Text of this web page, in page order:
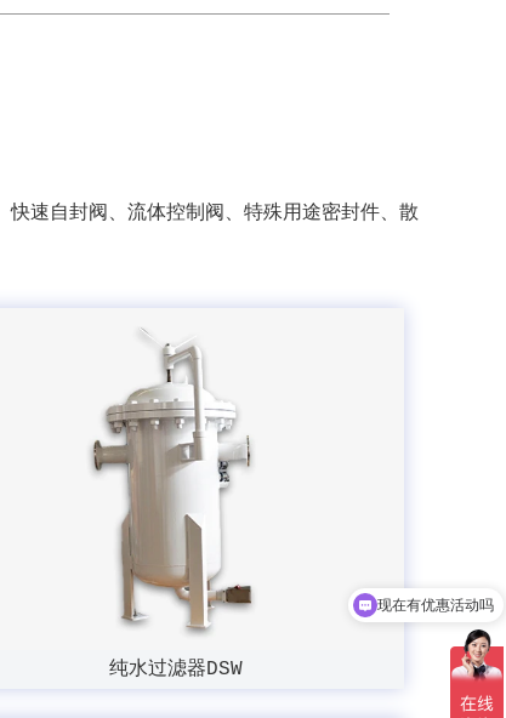
速自封阀、流体控制阀、特殊用途密封件、散
纯水过滤器DSW
可以介绍下你们的产品么